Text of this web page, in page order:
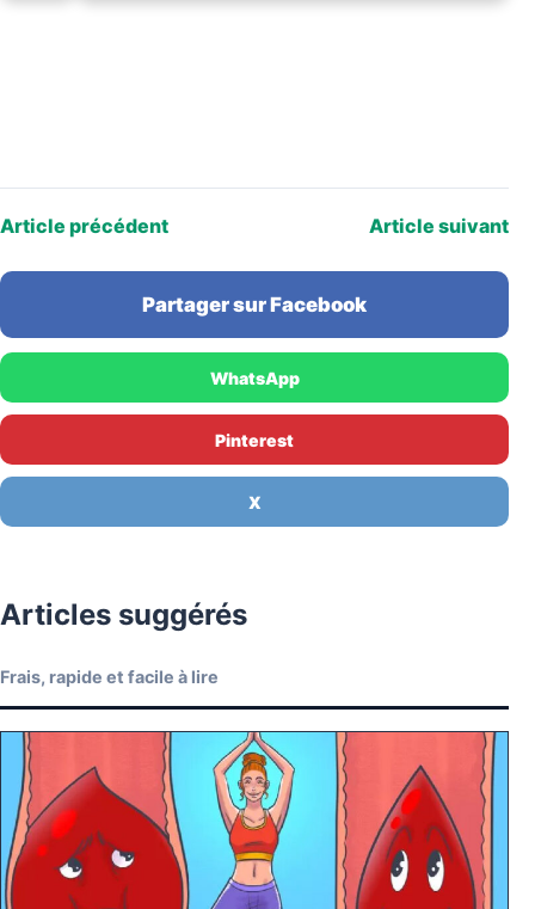
Article précédent Article suivant
Partager sur Facebook
WhatsApp
Pinterest
X
Articles suggérés
Frais, rapide et facile à lire